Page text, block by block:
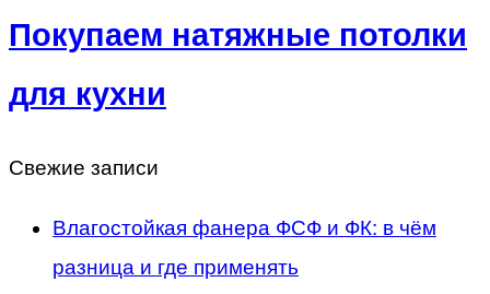
Покупаем натяжные потолки
для кухни
Свежие записи
Влагостойкая фанера ФСФ и ФК: в чём
разница и где применять